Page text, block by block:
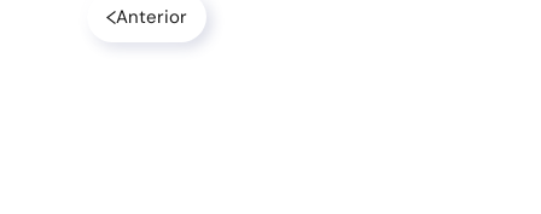
Anterior